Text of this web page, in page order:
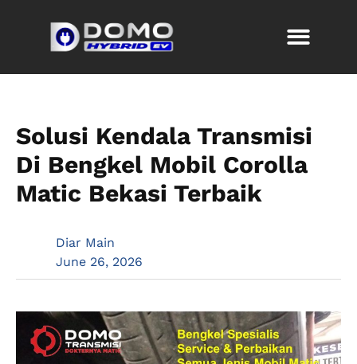
Solusi Kendala Transmisi
Di Bengkel Mobil Corolla
Matic Bekasi Terbaik
Diar Main
June 26, 2026